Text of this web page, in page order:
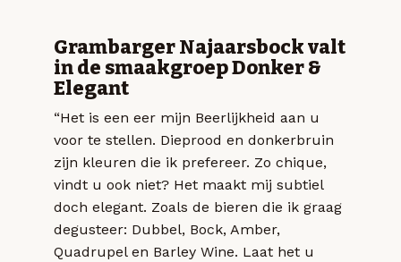
Grambarger Najaarsbock valt
in de smaakgroep Donker &
Elegant
“Het is een eer mijn Beerlijkheid aan u
voor te stellen. Dieprood en donkerbruin
zijn kleuren die ik prefereer. Zo chique,
vindt u ook niet? Het maakt mij subtiel
doch elegant. Zoals de bieren die ik graag
degusteer: Dubbel, Bock, Amber,
Quadrupel en Barley Wine. Laat het u